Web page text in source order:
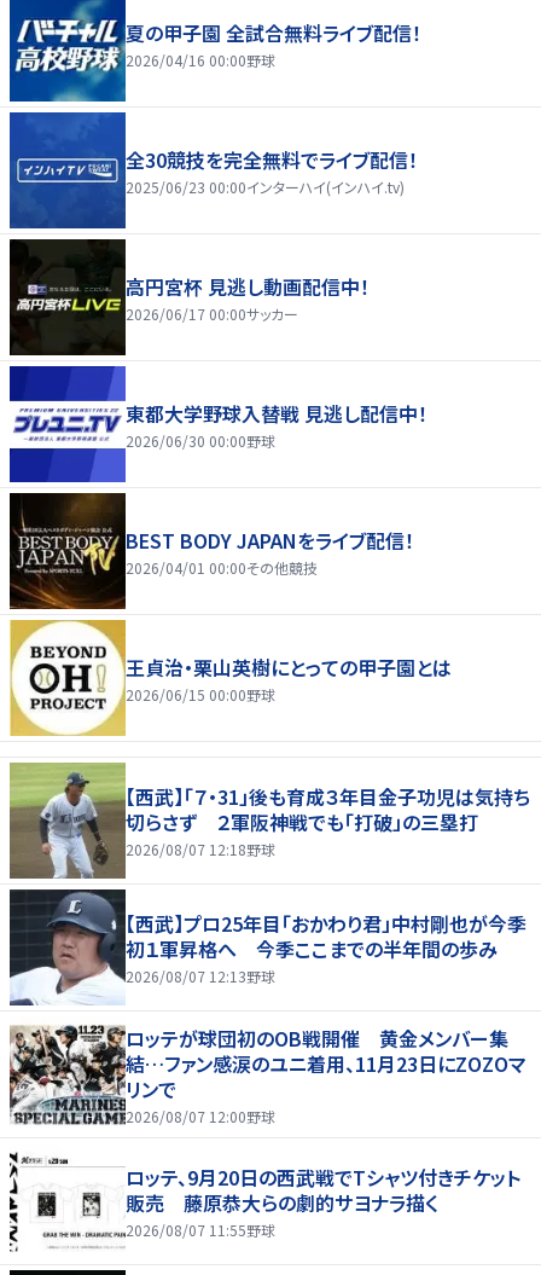
夏の甲子園 全試合無料ライブ配信！
2026/04/16 00:00野球
全30競技を完全無料でライブ配信！
2025/06/23 00:00インターハイ(インハイ.tv)
高円宮杯 見逃し動画配信中！
2026/06/17 00:00サッカー
東都大学野球入替戦 見逃し配信中！
2026/06/30 00:00野球
BEST BODY JAPANをライブ配信！
2026/04/01 00:00その他競技
王貞治・栗山英樹にとっての甲子園とは
2026/06/15 00:00野球
【西武】「７・31」後も育成３年目金子功児は気持ち
切らさず ２軍阪神戦でも「打破」の三塁打
2026/08/07 12:18野球
【西武】プロ25年目「おかわり君」中村剛也が今季
初１軍昇格へ 今季ここまでの半年間の歩み
2026/08/07 12:13野球
ロッテが球団初のOB戦開催 黄金メンバー集
結…ファン感涙のユニ着用、11月23日にZOZOマ
リンで
2026/08/07 12:00野球
ロッテ、9月20日の西武戦でTシャツ付きチケット
販売 藤原恭大らの劇的サヨナラ描く
2026/08/07 11:55野球